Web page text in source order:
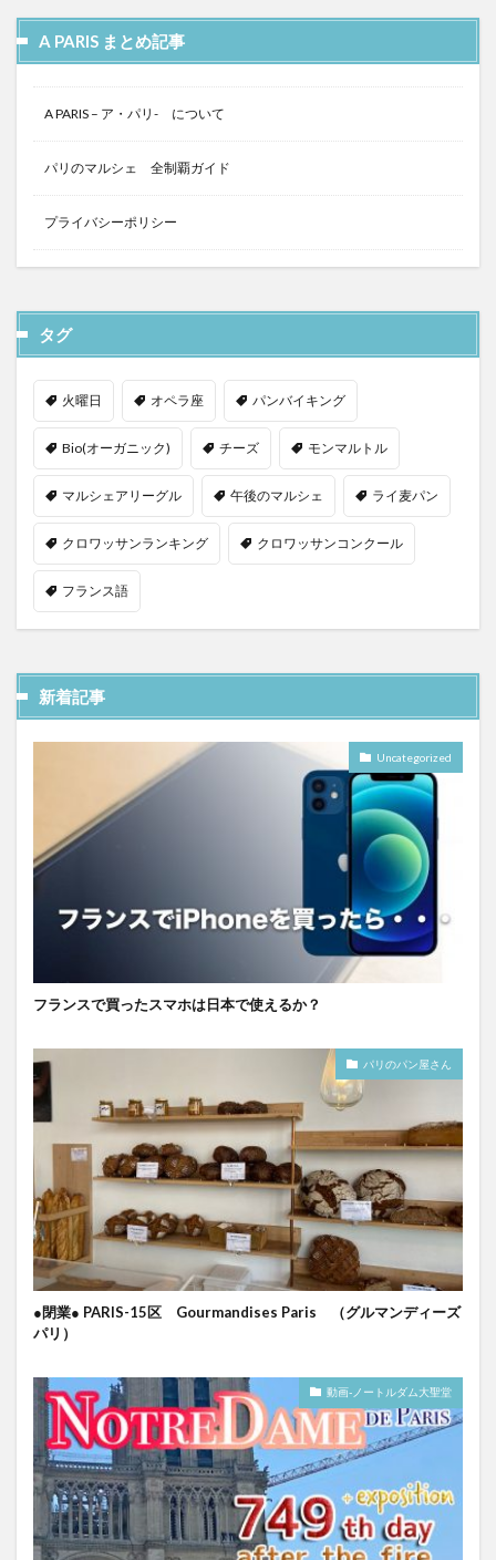
A PARIS まとめ記事
A PARIS – ア・パリ- について
パリのマルシェ 全制覇ガイド
プライバシーポリシー
タグ
火曜日 オペラ座 パンバイキング
Bio(オーガニック) チーズ モンマルトル
マルシェアリーグル 午後のマルシェ ライ麦パン
クロワッサンランキング クロワッサンコンクール
フランス語
新着記事
Uncategorized
フランスで買ったスマホは日本で使えるか？
パリのパン屋さん
●閉業● PARIS-15区 Gourmandises Paris （グルマンディーズ
パリ）
動画-ノートルダム大聖堂